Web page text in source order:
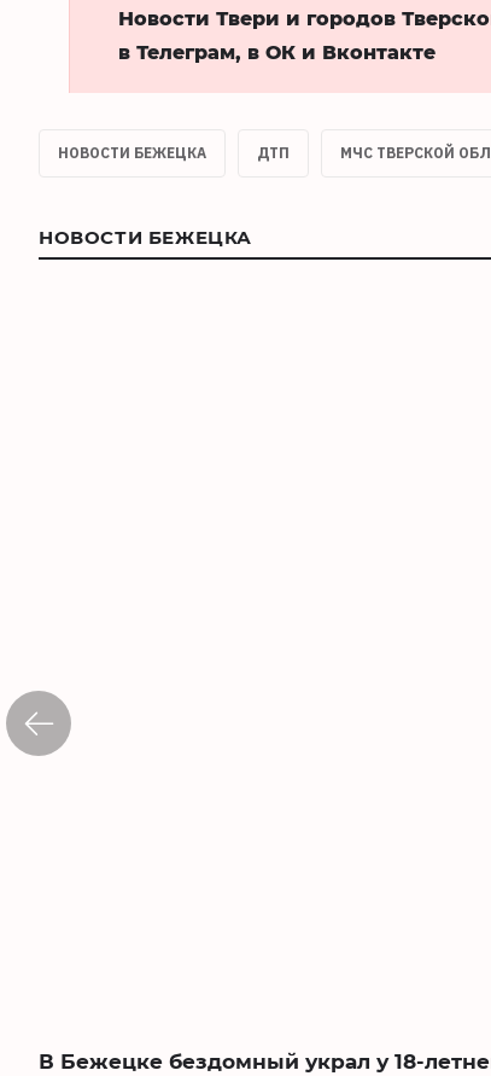
Новости Твери и городов
в Телеграм, в ОК и Вконтакте
НОВОСТИ БЕЖЕЦКА ДТП МЧС ТВЕРСКОЙ
НОВОСТИ БЕЖЕЦКА
В Бежецке бездомный украл у 18-